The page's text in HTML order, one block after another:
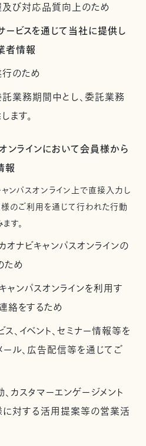
び対応品質向上のため
ビスを通じて当社に提供し
者情報
のため
業務期間中とし、委託業務
ます。
ンラインにおいて会員様から
報
ンパスオンライン上で直接入力し
のご利用を通じて行われた行動
す。
オナビキャンパスオンラインの
ため
ャンパスオンラインを利用す
絡をするため
、イベント、セミナー情報等を
ール、広告配信等を通じてご
、カスタマーエンゲージメント
対する活用提案等の営業活